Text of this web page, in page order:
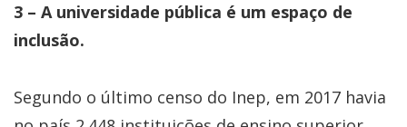
3 – A universidade pública é um espaço de
inclusão.
Segundo o último censo do Inep, em 2017 havia